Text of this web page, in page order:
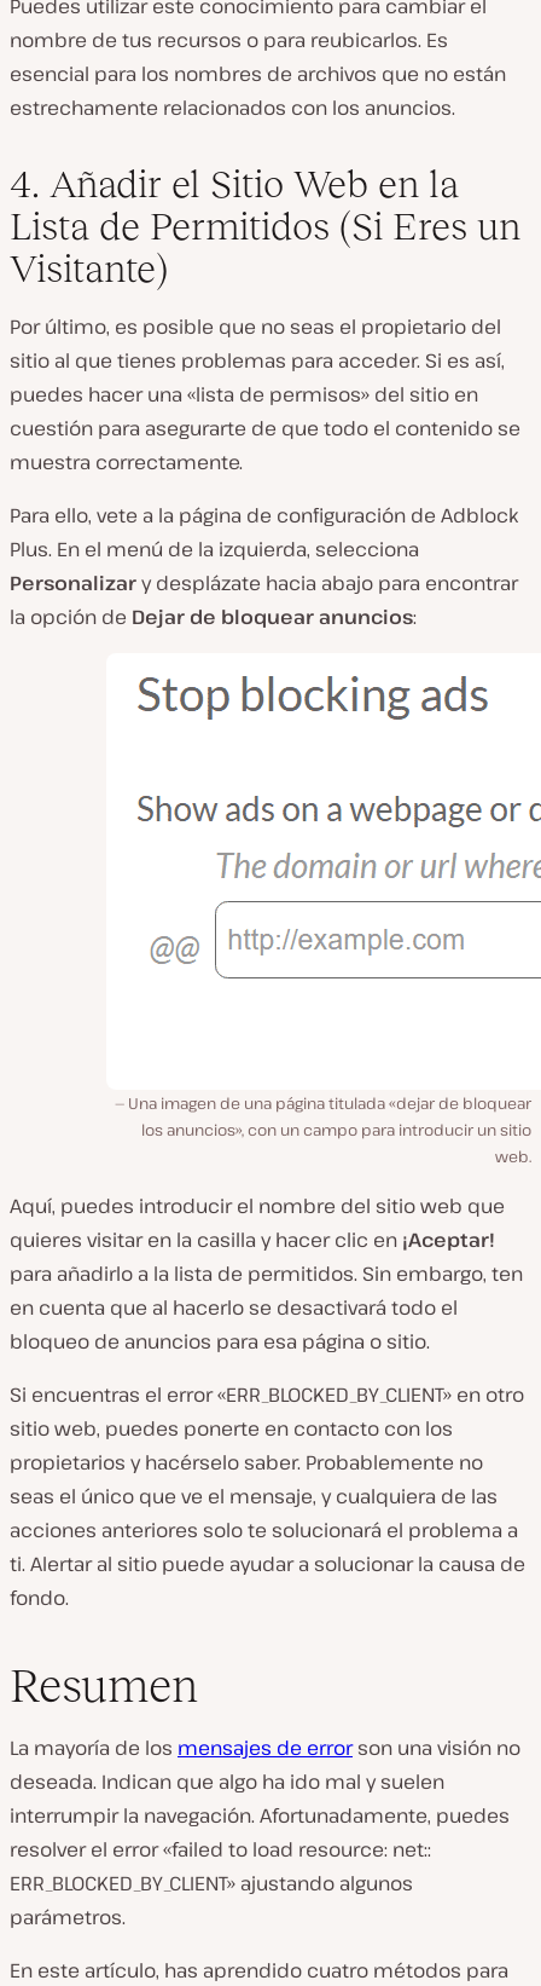
Puedes utilizar este conocimiento para cambiar el
nombre de tus recursos o para reubicarlos. Es
esencial para los nombres de archivos que no están
estrechamente relacionados con los anuncios.
4. Añadir el Sitio Web en la
Lista de Permitidos (Si Eres un
Visitante)
Por último, es posible que no seas el propietario del
sitio al que tienes problemas para acceder. Si es así,
puedes hacer una «lista de permisos» del sitio en
cuestión para asegurarte de que todo el contenido se
muestra correctamente.
Para ello, vete a la página de configuración de Adblock
Plus. En el menú de la izquierda, selecciona
Personalizary desplázate hacia abajo para encontrar
la opción de Dejar de bloquear anuncios:
Una imagen de una página titulada «dejar de bloquear
los anuncios», con un campo para introducir un sitio
web.
Aquí, puedes introducir el nombre del sitio web que
quieres visitar en la casilla y hacer clic en ¡Aceptar!
para añadirlo a la lista de permitidos. Sin embargo, ten
en cuenta que al hacerlo se desactivará todo el
bloqueo de anuncios para esa página o sitio.
Si encuentras el error «ERR_BLOCKED_BY_CLIENT» en otro
sitio web, puedes ponerte en contacto con los
propietarios y hacérselo saber. Probablemente no
seas el único que ve el mensaje, y cualquiera de las
acciones anteriores solo te solucionará el problema a
ti. Alertar al sitio puede ayudar a solucionar la causa de
fondo.
Resumen
La mayoría de los mensajes de errorson una visión no
deseada. Indican que algo ha ido mal y suelen
interrumpir la navegación. Afortunadamente, puedes
resolver el error «failed to load resource: net::
ERR_BLOCKED_BY_CLIENT» ajustando algunos
parámetros.
En este artículo, has aprendido cuatro métodos para